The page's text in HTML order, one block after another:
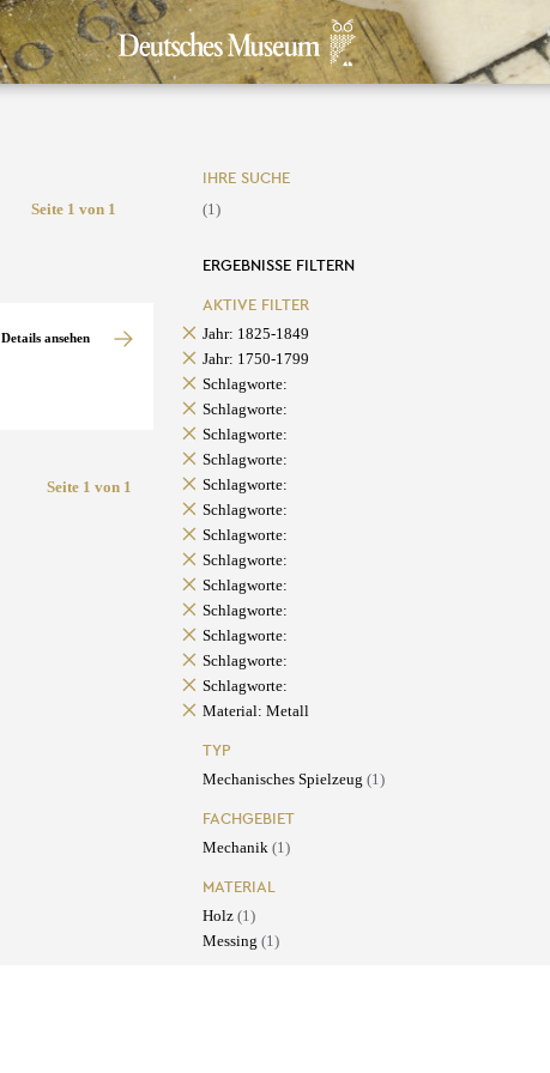
Seite 1 von 1
Details ansehen
Seite 1 von 1
IHRE SUCHE
(1)
ERGEBNISSE FILTERN
AKTIVE FILTER
Jahr: 1825-1849
Jahr: 1750-1799
Schlagworte:
Schlagworte:
Schlagworte:
Schlagworte:
Schlagworte:
Schlagworte:
Schlagworte:
Schlagworte:
Schlagworte:
Schlagworte:
Schlagworte:
Schlagworte:
Schlagworte:
Material: Metall
TYP
Mechanisches Spielzeug (1)
FACHGEBIET
Mechanik (1)
MATERIAL
Holz (1)
Messing (1)